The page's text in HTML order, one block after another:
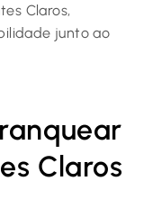
Claros,
junto ao
Claros